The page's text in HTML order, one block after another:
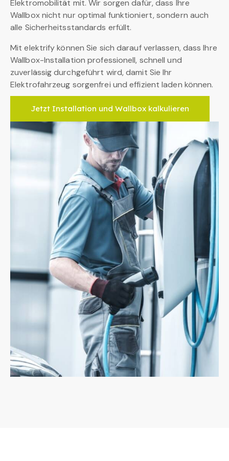
Elektromobilität mit. Wir sorgen dafür, dass Ihre
Wallbox nicht nur optimal funktioniert, sondern auch
alle Sicherheitsstandards erfüllt.
Mit elektrify können Sie sich darauf verlassen, dass Ihre
Wallbox-Installation professionell, schnell und
zuverlässig durchgeführt wird, damit Sie Ihr
Elektrofahrzeug sorgenfrei und effizient laden können.
Jetzt Installation und Wallbox kalkulieren